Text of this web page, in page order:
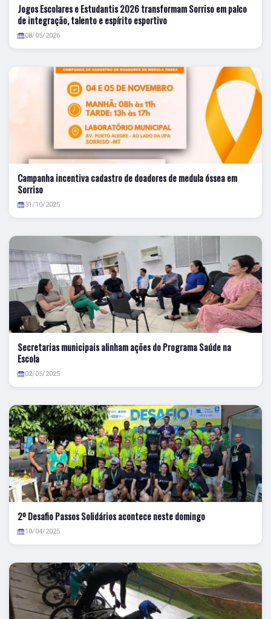
Jogos Escolares e Estudantis 2026 transformam Sorriso em palco
de integração, talento e espírito esportivo
08/05/2026
Campanha incentiva cadastro de doadores de medula óssea em
Sorriso
31/10/2025
Secretarias municipais alinham ações do Programa Saúde na
Escola
02/05/2025
2º Desafio Passos Solidários acontece neste domingo
10/04/2025